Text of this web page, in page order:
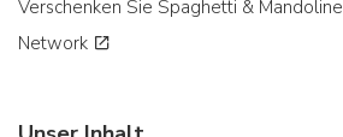
Verschenken Sie Spaghetti & Mandoline
Network